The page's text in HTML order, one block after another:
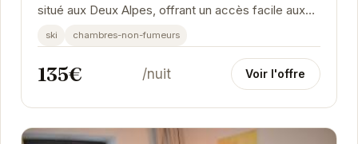
situé aux Deux Alpes, offrant un accès facile aux
pistes de ski et aux nombreuses activités de la...
ski chambres-non-fumeurs
135€ /nuit Voir l'offre